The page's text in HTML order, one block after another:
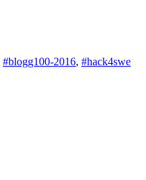
#blogg100-2016, #hack4swe